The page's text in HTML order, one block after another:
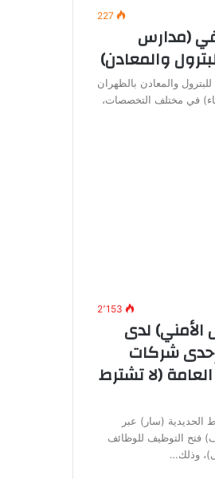
227
في (مدارس
والمعادن)
والمعادن بالظهران
في مختلف التخصصات،
2٬153
لدى
شركات
(لا تشترط
الحديدية (سار) عبر
فتح التوظيف للوظائف
وذلك…